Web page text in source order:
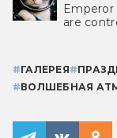
are
#ГАЛЕРЕЯ#
#ВОЛШЕБНАЯ